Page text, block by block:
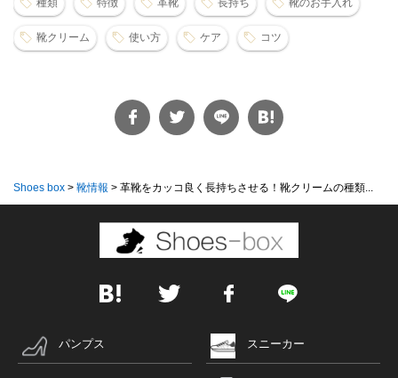
種類 特徴 革靴 長持ち 靴のお手入れ
靴クリーム 使い方 ケア コツ
Shoes box > 靴情報 > 革靴をカッコ良く長持ちさせる！靴クリームの種類...
パンプス スニーカー